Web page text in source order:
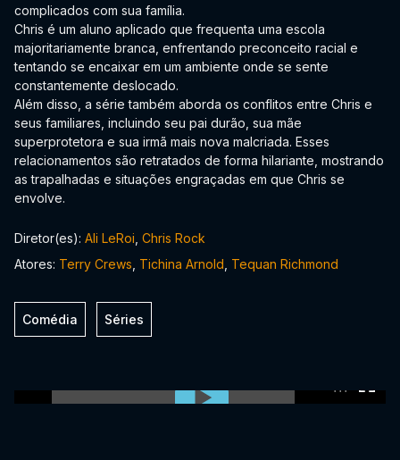
complicados com sua família.
Chris é um aluno aplicado que frequenta uma escola
majoritariamente branca, enfrentando preconceito racial e
tentando se encaixar em um ambiente onde se sente
constantemente deslocado.
Além disso, a série também aborda os conflitos entre Chris e
seus familiares, incluindo seu pai durão, sua mãe
superprotetora e sua irmã mais nova malcriada. Esses
relacionamentos são retratados de forma hilariante, mostrando
as trapalhadas e situações engraçadas em que Chris se
envolve.
Diretor(es): Ali LeRoi Chris Rock
Atores: Terry Crews Tichina Arnold Tequan Richmond
Comédia Séries